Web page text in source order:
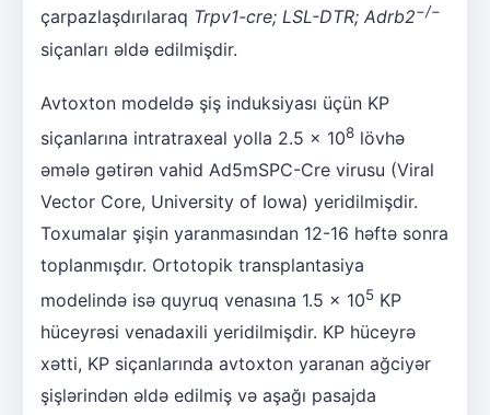
çarpazlaşdırılaraq Trpv1-cre; LSL-DTR; Adrb2−/−
siçanları əldə edilmişdir.
Avtoxton modeldə şiş induksiyası üçün KP
siçanlarına intratraxeal yolla 2.5 × 108 lövhə
əmələ gətirən vahid Ad5mSPC-Cre virusu (Viral
Vector Core, University of Iowa) yeridilmişdir.
Toxumalar şişin yaranmasından 12-16 həftə sonra
toplanmışdır. Ortotopik transplantasiya
modelində isə quyruq venasına 1.5 × 105 KP
hüceyrəsi venadaxili yeridilmişdir. KP hüceyrə
xətti, KP siçanlarında avtoxton yaranan ağciyər
şişlərindən əldə edilmiş və aşağı pasajda